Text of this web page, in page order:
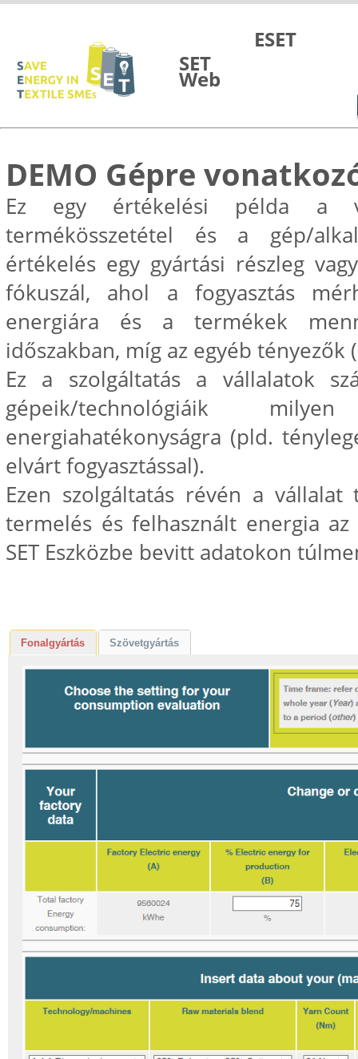
SET
Web
ESET
DEMO Gépre
Ez egy értékelési példa a
termékösszetétel és a gép/
értékelés egy gyártási részleg
fókuszál, ahol a fogyasztás
energiára és a termékek
időszakban, míg az egyéb tényezők
Ez a szolgáltatás a vállalatok
gépeik/technológiáik
energiahatékonyságra (pld.
elvárt fogyasztással).
Ezen szolgáltatás révén a
termelés és felhasznált energia
SET Eszközbe bevitt adatokon
Fonalgyártás Szövetgyártás